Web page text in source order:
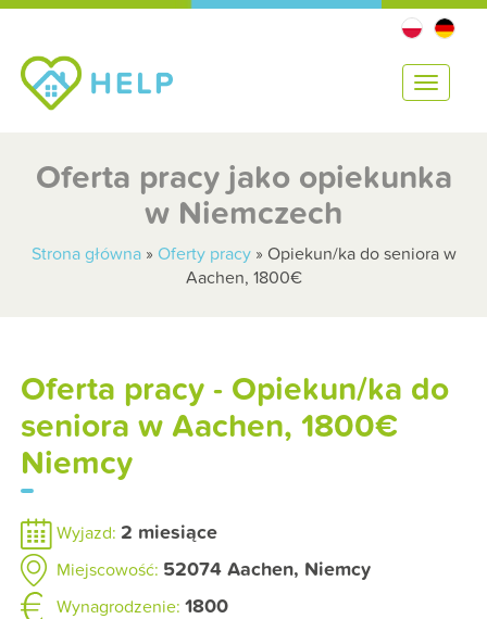
T
l
a
t
i
Oferta pracy jako opiekunka
w Niemczech
Strona główna» Oferty pracy» Opiekun/ka do seniora w
Aachen, 1800€
Oferta pracy - Opiekun/ka do
seniora w Aachen, 1800€
Niemcy
Wyjazd:2 miesiące
Miejscowość: 52074 Aachen, Niemcy
Wynagrodzenie:1800